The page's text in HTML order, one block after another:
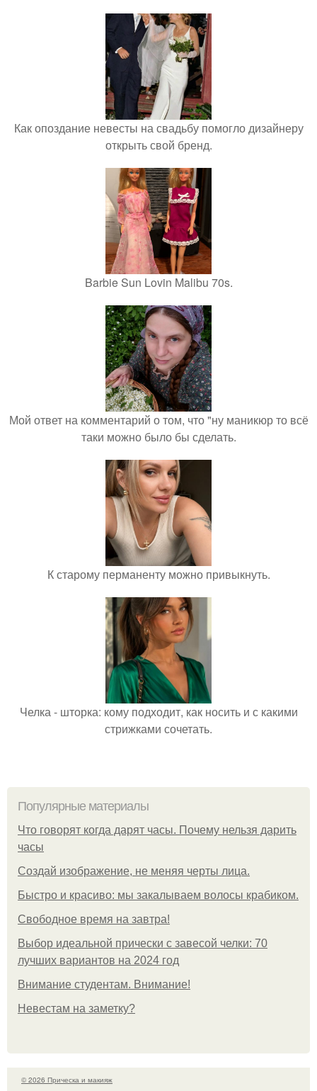
Как опоздание невесты на свадьбу помогло дизайнеру
открыть свой бренд.
Barbie Sun Lovin Malibu 70s.
Мой ответ на комментарий о том, что "ну маникюр то всё
таки можно было бы сделать.
К старому перманенту можно привыкнуть.
Челка - шторка: кому подходит, как носить и с какими
стрижками сочетать.
Популярные материалы
Что говорят когда дарят часы. Почему нельзя дарить
часы
Создай изображение, не меняя черты лица.
Быстро и красиво: мы закалываем волосы крабиком.
Свободное время на завтра!
Выбор идеальной прически с завесой челки: 70
лучших вариантов на 2024 год
Внимание студентам. Внимание!
Невестам на заметку?
© 2026 Прическа и макияж